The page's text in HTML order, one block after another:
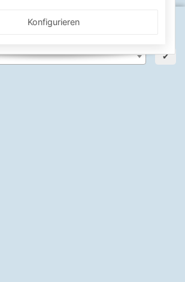
um Preise und Artikel für deinen
✔
SICHERE ZAHLARTEN
Konfigurieren